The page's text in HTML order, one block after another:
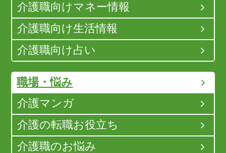
介護職向けマネー情報
介護職向け生活情報
介護職向け占い
職場・悩み
介護マンガ
介護の転職お役立ち
介護職のお悩み